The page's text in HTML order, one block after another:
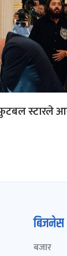
स्टारले
बिजनेस
बजार